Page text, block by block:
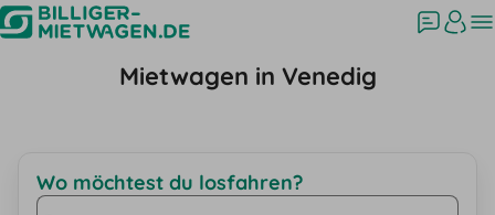
Mietwagen in Venedig
Wo möchtest du losfahren?